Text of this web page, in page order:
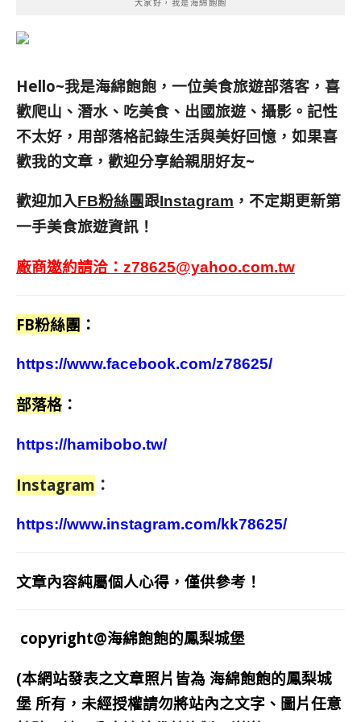
大家好，我是海綿飽飽
Hello~我是海綿飽飽，一位美食旅遊部落客， 喜
歡爬山、潛水、吃美食、出國旅遊、攝影。 記性
不太好，用部落格記錄生活與美好回憶， 如果喜
歡我的文章，歡迎分享給親朋好友~
歡迎加入FB粉絲團跟Instagram ，不定期更新第
一手美食旅遊資訊！
廠商邀約請洽： z78625@yahoo.com.tw
FB粉絲團 ：
https://www.facebook.com/z78625/
部落格 ：
https://hamibobo.tw/
Instagram ：
https://www.instagram.com/kk78625/
文章內容純屬個人心得，僅供參考！
copyright@海綿飽飽的鳳梨城堡
(本網站發表之文章照片皆為 海綿飽飽的鳳梨城
堡 所有，未經授權請勿將站內之文字、圖片任意